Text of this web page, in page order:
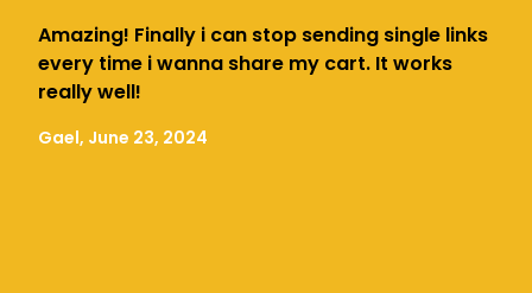
Amazing! Finally i can stop sending single links
every time i wanna share my cart. It works
really well!
Gael, June 23, 2024